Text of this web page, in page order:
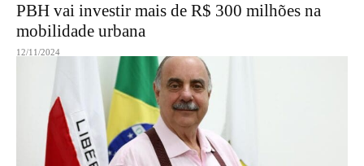
PBH vai investir mais de R$ 300 milhões na
mobilidade urbana
12/11/2024